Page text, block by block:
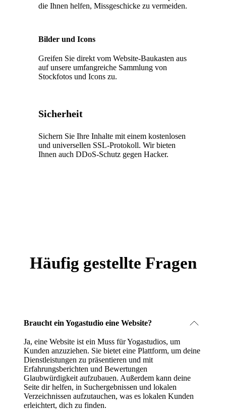
die Ihnen helfen, Missgeschicke zu vermeiden.
Bilder und Icons
Greifen Sie direkt vom Website-Baukasten aus
auf unsere umfangreiche Sammlung von
Stockfotos und Icons zu.
Sicherheit
Sichern Sie Ihre Inhalte mit einem kostenlosen
und universellen SSL-Protokoll. Wir bieten
Ihnen auch DDoS-Schutz gegen Hacker.
Häufig gestellte Fragen
Braucht ein Yogastudio eine Website?
Ja, eine Website ist ein Muss für Yogastudios, um
Kunden anzuziehen. Sie bietet eine Plattform, um deine
Dienstleistungen zu präsentieren und mit
Erfahrungsberichten und Bewertungen
Glaubwürdigkeit aufzubauen. Außerdem kann deine
Seite dir helfen, in Suchergebnissen und lokalen
Verzeichnissen aufzutauchen, was es lokalen Kunden
erleichtert, dich zu finden.